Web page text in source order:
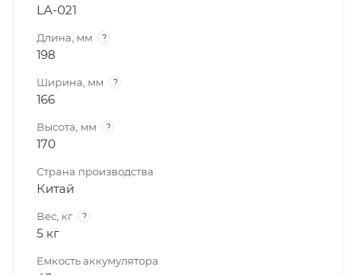
LA-021
Длина, мм ?
198
Ширина, мм ?
166
Высота, мм ?
170
Страна производства
Китай
Вес, кг ?
5 кг
Емкость аккумулятора